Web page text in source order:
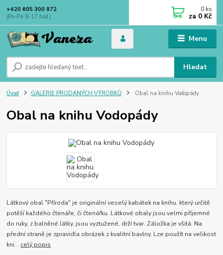
Menu
Hledat
+420 605 300 872
(Po-Pá 8-17 hod.)
0 ks
za 0 Kč
Úvod GALERIE PRODANÝCH VÝROBKŮ Obal na knihu Vodopády
Obal na knihu Vodopády
Látkový obal "Příroda" je originální veselý kabátek na knihu, který určitě
potěší každého čtenáře, či čtenářku. Látkové obaly jsou velmi příjemné
do ruky, z balněné látky, jsou vyztužené, drží tvar. Záložka je všitá. Na
přední straně je zpravidla obrázek z kvalitní bavlny. Lze použít na velikost
kni... celý popis